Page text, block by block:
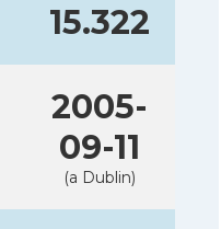
15.322
2005-
09-11
(a Dublin)